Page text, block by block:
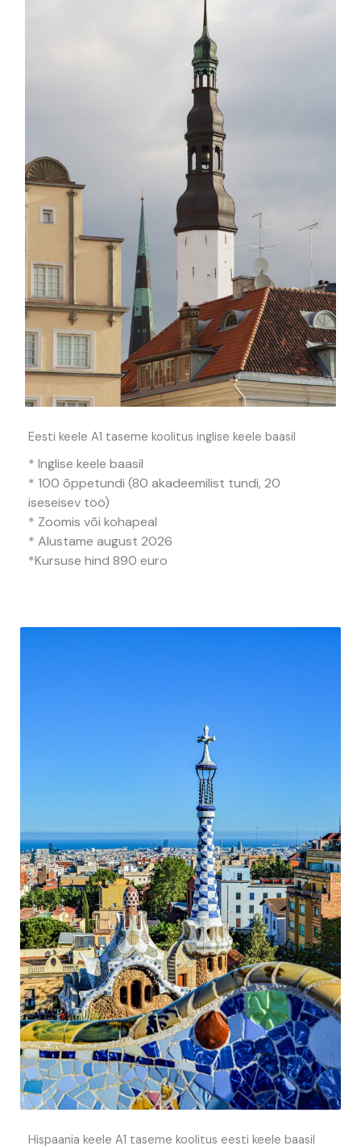
Eesti keele A1 taseme koolitus inglise keele baasil
* Inglise keele baasil
* 100 õppetundi (80 akadeemilist tundi, 20
iseseisev töö)
* Zoomis või kohapeal
* Alustame august 2026
*Kursuse hind 890 euro
Hispaania keele A1 taseme koolitus eesti keele baasil